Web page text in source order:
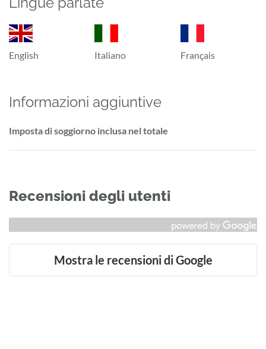
English Italiano Français
Informazioni aggiuntive
Imposta di soggiorno inclusa nel totale
Recensioni degli utenti
Mostra le recensioni di Google